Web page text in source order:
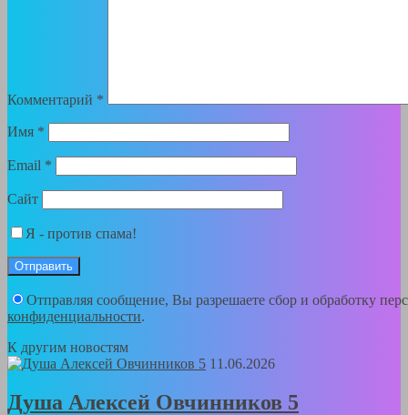
Комментарий *
Имя *
Email *
Сайт
Я - против спама!
Отправляя сообщение, Вы разрешаете сбор и обработку
конфиденциальности.
К другим новостям
11.06.2026
Душа Алексей Овчинников 5